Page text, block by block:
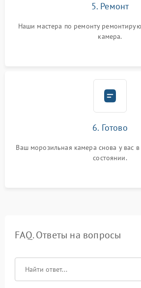
5. Ремонт
Наши мастера по ремонту
камера.
6. Готово
Ваш морозильная камера снова у вас
состоянии.
FAQ. Ответы на вопросы